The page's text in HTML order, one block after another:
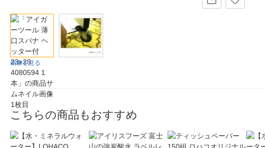
画像を見る
こちらの商品もおすすめ